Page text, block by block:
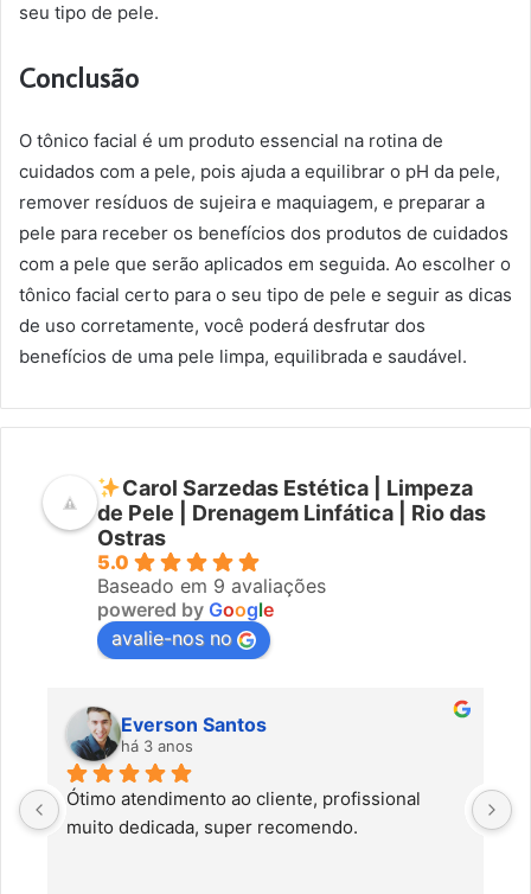
seu tipo de pele.
Conclusão
O tônico facial é um produto essencial na rotina de
cuidados com a pele, pois ajuda a equilibrar o pH da pele,
remover resíduos de sujeira e maquiagem, e preparar a
pele para receber os benefícios dos produtos de cuidados
com a pele que serão aplicados em seguida. Ao escolher o
tônico facial certo para o seu tipo de pele e seguir as dicas
de uso corretamente, você poderá desfrutar dos
benefícios de uma pele limpa, equilibrada e saudável.
Carol Sarzedas Estética | Limpeza
de Pele | Drenagem Linfática | Rio das
Ostras
5.0
Baseado em 9 avaliações
powered by Google
avalie-nos no
Everson Santos
há 3 anos
Ótimo atendimento ao cliente, profissional
muito dedicada, super recomendo.